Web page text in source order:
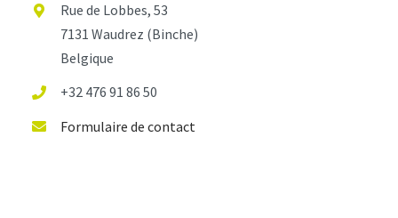
Rue de Lobbes, 53
7131 Waudrez (Binche)
Belgique
+32 476 91 86 50
Formulaire de contact